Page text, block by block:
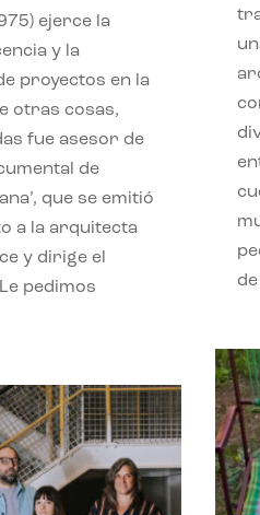
ejerce la
y la
proyectos en la
otras cosas,
fue asesor de
de
que se emitió
a la arquitecta
y dirige el
pedimos